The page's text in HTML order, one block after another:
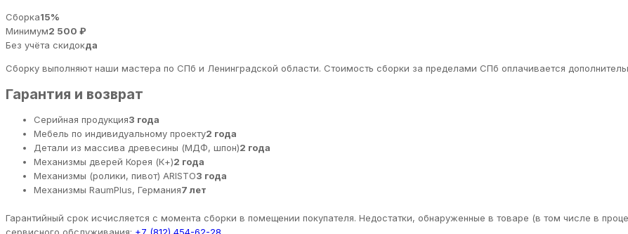
Сборка15%
Минимум2 500 ₽
Без учёта скидокда
Сборку выполняют наши мастера по СПб и Ленинградской области. Стоимость сборки за пределами СПб оплачивается
Гарантия и возврат
Серийная продукция3 года
Мебель по индивидуальному проекту2 года
Детали из массива древесины (МДФ, шпон)2 года
Механизмы дверей Корея (К+)2 года
Механизмы (ролики, пивот) ARISTO3 года
Механизмы RaumPlus, Германия7 лет
Гарантийный срок исчисляется с момента сборки в помещении покупателя. Недостатки, обнаруженные в товаре (в том числе в